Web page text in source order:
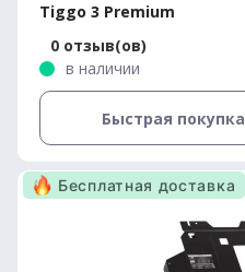
Tiggo 3 Premium
0 отзыв(ов)
в наличии
Быстрая покупка
Бесплатная доставка